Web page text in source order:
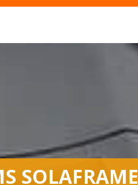
SOLAFRAME